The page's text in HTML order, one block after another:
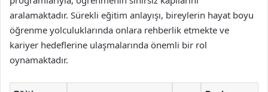
aralamaktadır. Sürekli eğitim anlayışı, bireylerin hayat boyu
öğrenme yolculuklarında onlara rehberlik etmekte ve
kariyer hedeflerine ulaşmalarında önemli bir rol
oynamaktadır.